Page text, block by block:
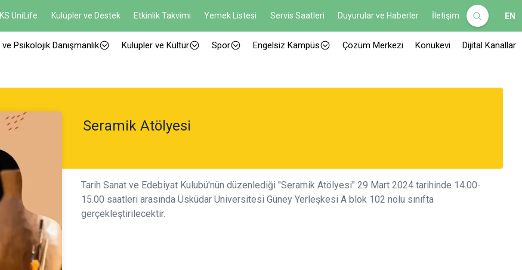
UniLife Kulüpler ve Destek Etkinlik Takvimi Yemek Listesi Servis Saatleri Duyurular ve Haberler İletişim EN
Psikolojik Danışmanlık Kulüpler ve Kültür Spor Engelsiz Kampüs Çözüm Merkezi Konukevi Dijital Kanallar
Seramik Atölyesi
Tarih Sanat ve Edebiyat Kulubü'nün düzenlediği "Seramik Atölyesi" 29 Mart 2024 tarihinde 14.00-
15.00 saatleri arasında Üsküdar Üniversitesi Güney Yerleşkesi A blok 102 nolu sınıfta
gerçekleştirilecektir.